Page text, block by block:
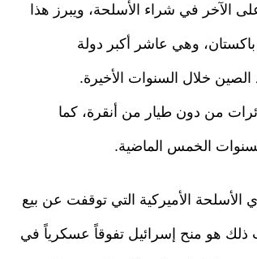
الآخر في شراء الأسلحة، ويبرز هذا
باكستان، وهي عاشر أكبر دولة
خلال السنوات الأخيرة.
من دون طيار من أنقرة، كما
الخمس الماضية.
الأسلحة الأميركية التي توقفت عن بيع
ذلك هو منح إسرائيل تفوقاً عسكرياً في